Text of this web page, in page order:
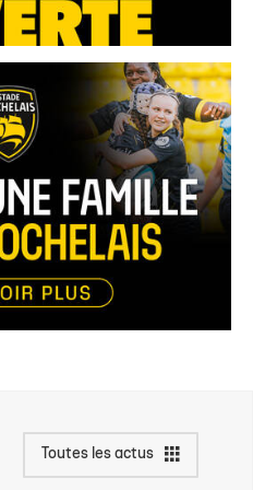
Toutes les actus